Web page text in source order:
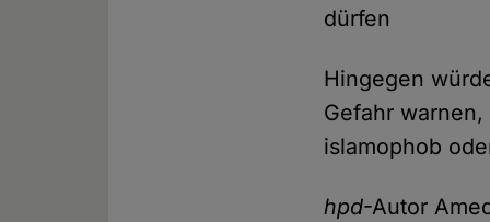
dürfen
Hingegen
Gefahr
islamophob
hpd-Autor